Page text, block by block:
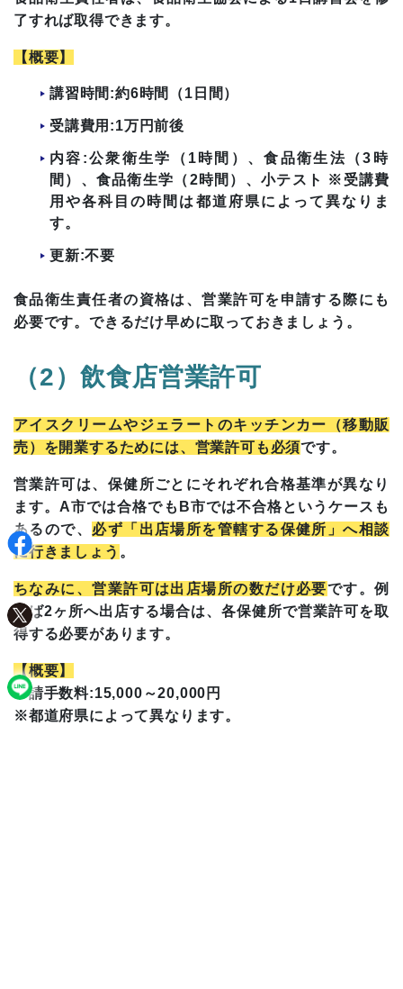
了すれば取得できます。
【概要】
講習時間:約6時間（1日間）
受講費用:1万円前後
内容:公衆衛生学（1時間）、食品衛生法（3時
間）、食品衛生学（2時間）、小テスト ※受講費
用や各科目の時間は都道府県によって異なりま
す。
更新:不要
食品衛生責任者の資格は、営業許可を申請する際にも
必要です。できるだけ早めに取っておきましょう。
（2）飲食店営業許可
アイスクリームやジェラートのキッチンカー（移動販
売）を開業するためには、営業許可も必須です。
営業許可は、保健所ごとにそれぞれ合格基準が異なり
ます。A市では合格でもB市では不合格というケースも
あるので、 必ず「出店場所を管轄する保健所」へ相談
に行きましょう 。
ちなみに、営業許可は出店場所の数だけ必要です。例
えば2ヶ所へ出店する場合は、各保健所で営業許可を取
得する必要があります。
【概要】
申請手数料:15,000～20,000円
※都道府県によって異なります。